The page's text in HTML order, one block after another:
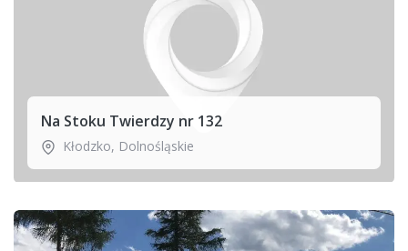
Na Stoku Twierdzy nr 132
Kłodzko, Dolnośląskie